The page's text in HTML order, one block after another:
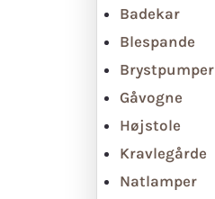
Badekar
Blespande
Brystpumper
Gåvogne
Højstole
Kravlegårde
Natlamper